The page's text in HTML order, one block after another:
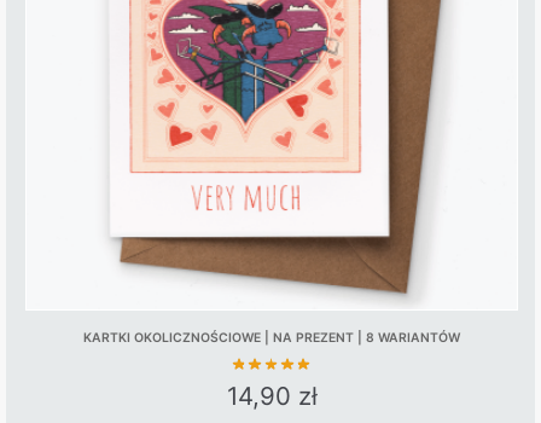
KARTKI OKOLICZNOŚCIOWE | NA PREZENT | 8 WARIANTÓW
14,90 zł